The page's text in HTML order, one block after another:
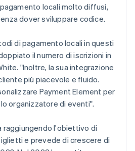
locali molto diffusi,
dover sviluppare codice.
di pagamento locali in questi
il numero di iscrizioni in
"Inoltre, la sua integrazione
più piacevole e fluido.
Payment Element per
organizzatore di eventi".
raggiungendo l'obiettivo di
e prevede di crescere di